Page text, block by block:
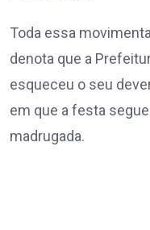
Toda essa
denota que a
esqueceu o seu
em que a festa
madrugada.